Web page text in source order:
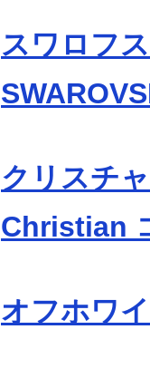
スワロフ
クリスチ
Christian
オフホワ